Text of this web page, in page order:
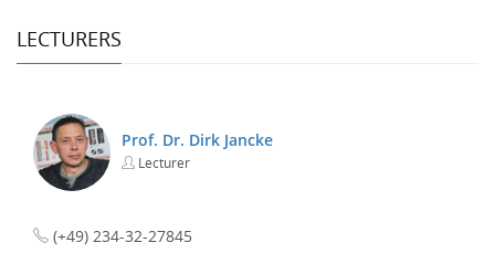
LECTURERS
Prof. Dr. Dirk Jancke
Lecturer
(+49) 234-32-27845